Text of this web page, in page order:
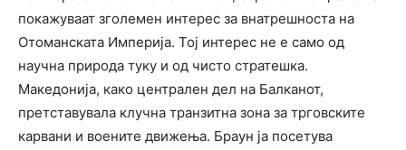
покажуваат зголемен интерес за внатрешноста на
Отоманската Империја. Тој интерес не е само од
научна природа туку и од чисто стратешка.
Македонија, како централен дел на Балканот,
претставувала клучна транзитна зона за трговските
карвани и воените движења. Браун ја посетува